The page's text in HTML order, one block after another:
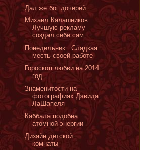
Дал же бог дочерей...
Михаил Калашников :
Лучшую рекламу
создал себе сам...
Понедельник : Сладкая
месть своей работе
Гороскоп любви на 2014
год
Знаменитости на
фотографиях Дэвида
ЛаШапеля
Каббала подобна
атомной энергии
Дизайн детской
комнаты